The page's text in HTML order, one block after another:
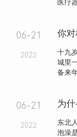
医疗
06-21
2022
你
十九
城里
备来
06-21
2022
东北
泡澡